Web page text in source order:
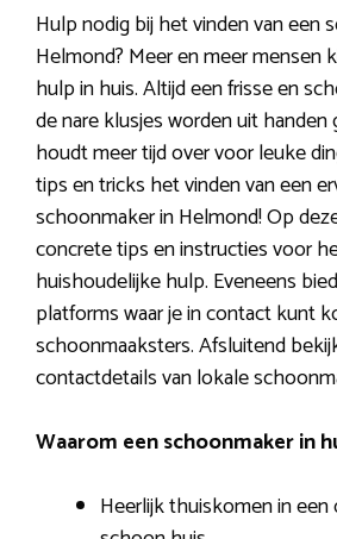
Hulp nodig bij het vinden van een
Helmond? Meer en meer mensen
hulp in huis. Altijd een frisse en
de nare klusjes worden uit handen
houdt meer tijd over voor leuke
tips en tricks het vinden van een
schoonmaker in Helmond! Op
concrete tips en instructies voor
huishoudelijke hulp. Eveneens
platforms waar je in contact kunt
schoonmaaksters. Afsluitend
contactdetails van lokale
Waarom een schoonmaker in
Heerlijk thuiskomen in